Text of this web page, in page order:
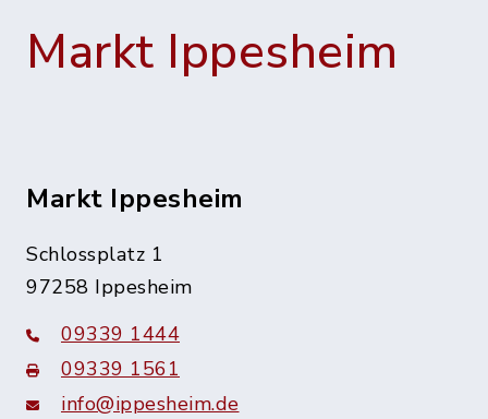
Markt Ippesheim
Markt Ippesheim
Schlossplatz 1
97258 Ippesheim
09339 1444
09339 1561
info@ippesheim.de